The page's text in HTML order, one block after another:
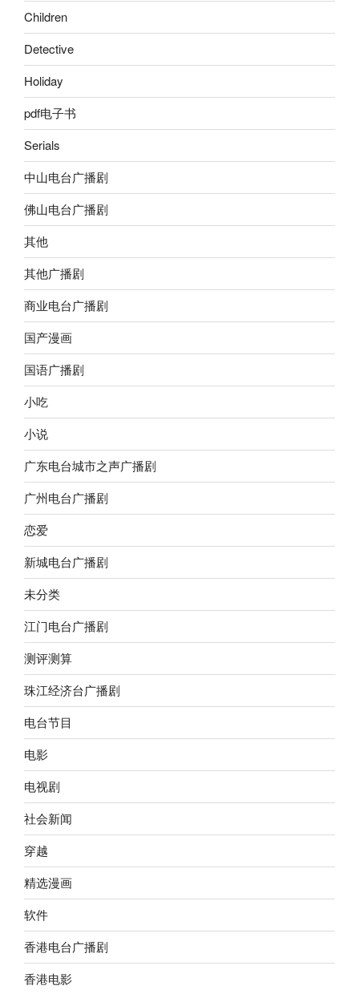
Children
Detective
Holiday
pdf电子书
Serials
中山电台广播剧
佛山电台广播剧
其他
其他广播剧
商业电台广播剧
国产漫画
国语广播剧
小吃
小说
广东电台城市之声广播剧
广州电台广播剧
恋爱
新城电台广播剧
未分类
江门电台广播剧
测评测算
珠江经济台广播剧
电台节目
电影
电视剧
社会新闻
穿越
精选漫画
软件
香港电台广播剧
香港电影